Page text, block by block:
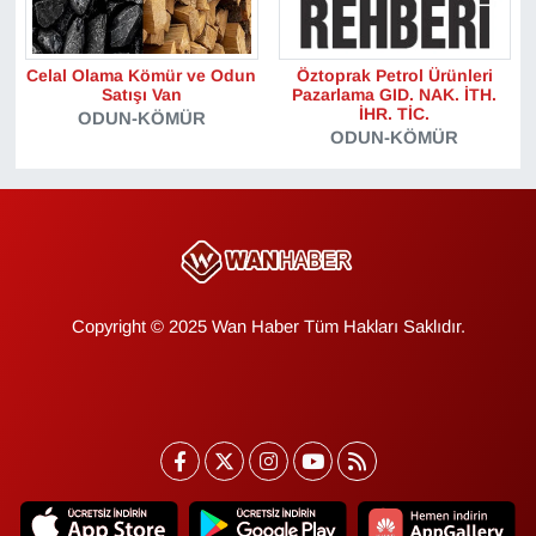
Celal Olama Kömür ve Odun
Satışı Van
ODUN-KÖMÜR
Öztoprak Petrol Ürünleri
Pazarlama GID. NAK. İTH.
İHR. TİC.
ODUN-KÖMÜR
Copyright © 2025 Wan Haber Tüm Hakları Saklıdır.
Gündem
Haber
Kültür & Sanat